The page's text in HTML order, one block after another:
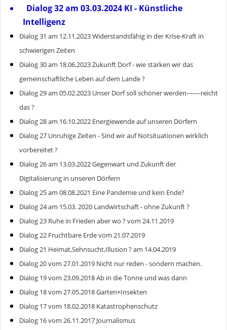
Dialog 32 am 03.03.2024 KI - Künstliche
Intelligenz
Dialog 31 am 12.11.2023 Widerstandsfähig in der Krise-Kraft in
schwierigen Zeiten
Dialog 30 am 18.06.2023 Zukunft Dorf - wie stärken wir das
gemeinschaftliche Leben auf dem Lande ?
Dialog 29 am 05.02.2023 Unser Dorf soll schöner werden-------reicht
das ?
Dialog 28 am 16.10.2022 Energiewende auf unseren Dörfern
Dialog 27 Unruhige Zeiten - Sind wir auf Notsituationen wirklich
vorbereitet ?
Dialog 26 am 13.03.2022 Gegenwart und Zukunft der
Digitalisierung in unseren Dörfern
Dialog 25 am 08.08.2021 Eine Pandemie und kein Ende?
Dialog 24 am 15.03. 2020 Landwirtschaft - ohne Zukunft ?
Dialog 23 Ruhe in Frieden aber wo ? vom 24.11.2019
Dialog 22 Fruchtbare Erde vom 21.07.2019
Dialog 21 Heimat,Sehnsucht,Illusion ? am 14.04.2019
Dialog 20 vom 27.01.2019 Nicht nur reden - sondern machen.
Dialog 19 vom 23.09.2018 Ab in die Tonne und was dann
Dialog 18 vom 27.05.2018 Garten+Insekten
Dialog 17 vom 18.02.2018 Katastrophenschutz
Dialog 16 vom 26.11.2017 Journalismus